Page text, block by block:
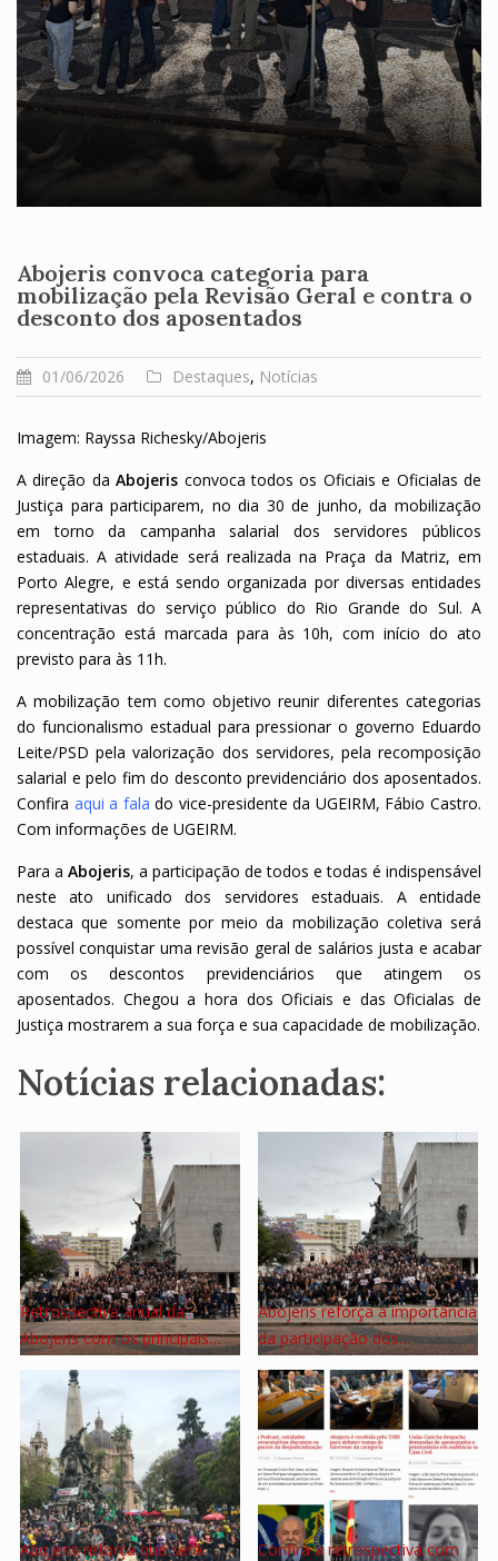
Abojeris convoca categoria para
mobilização pela Revisão Geral e contra o
desconto dos aposentados
01/06/2026 Destaques, Notícias
Imagem: Rayssa Richesky/Abojeris
A direção daAbojeris convoca todos os Oficiais e Oficialas de
Justiça para participarem, no dia 30 de junho, da mobilização
em torno da campanha salarial dos servidores públicos
estaduais. A atividade será realizada na Praça da Matriz, em
Porto Alegre, e está sendo organizada por diversas entidades
representativas do serviço público do Rio Grande do Sul. A
concentração está marcada para às 10h, com início do ato
previsto para às 11h.
A mobilização tem como objetivo reunir diferentes categorias
do funcionalismo estadual para pressionar o governo Eduardo
Leite/PSD pela valorização dos servidores, pela recomposição
salarial e pelo fim do desconto previdenciário dos aposentados.
Confira aqui a fala do vice-presidente da UGEIRM, Fábio Castro.
Com informações de UGEIRM.
Para a Abojeris, a participação de todos e todas é indispensável
neste ato unificado dos servidores estaduais. A entidade
destaca que somente por meio da mobilização coletiva será
possível conquistar uma revisão geral de salários justa e acabar
com os descontos previdenciários que atingem os
aposentados. Chegou a hora dos Oficiais e das Oficialas de
Justiça mostrarem a sua força e sua capacidade de mobilização.
Notícias relacionadas:
Retrospectiva anual da
Abojeris com os principais…
Abojeris reforça a importância
da participação dos…
Abojeris reforça que será
Confira a retrospectiva com